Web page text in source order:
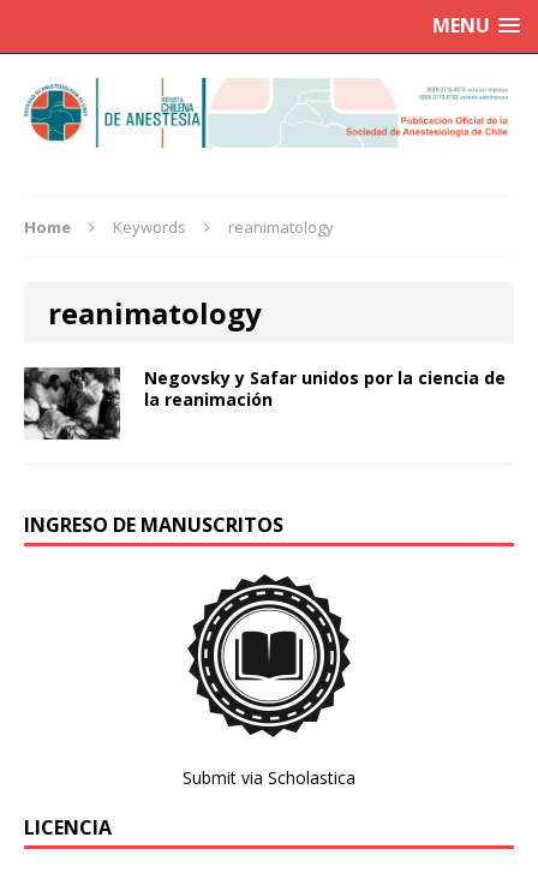
MENU
Home Keywords reanimatology
reanimatology
Negovsky y Safar unidos por la ciencia de
la reanimación
INGRESO DE MANUSCRITOS
Submit via Scholastica
LICENCIA